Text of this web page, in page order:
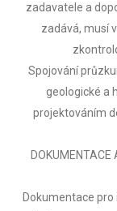
zadavatele a
zadává, musí
Spojování
geologické a
projektováním
DOKUMENTACE
Dokumentace